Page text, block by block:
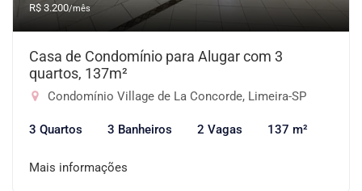
R$ 3.200/mês
Casa de Condomínio para Alugar com 3
quartos, 137m²
Condomínio Village de La Concorde, Limeira-SP
3 Quartos 3 Banheiros 2 Vagas 137 m²
Mais informações